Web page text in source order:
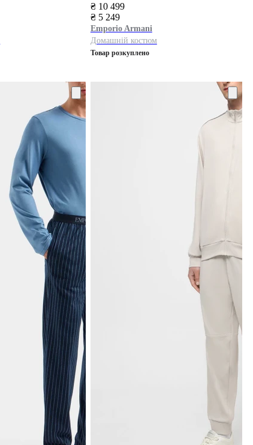
₴ 10 499
₴ 5 249
Emporio Armani
Домашній костюм
Товар розкуплено